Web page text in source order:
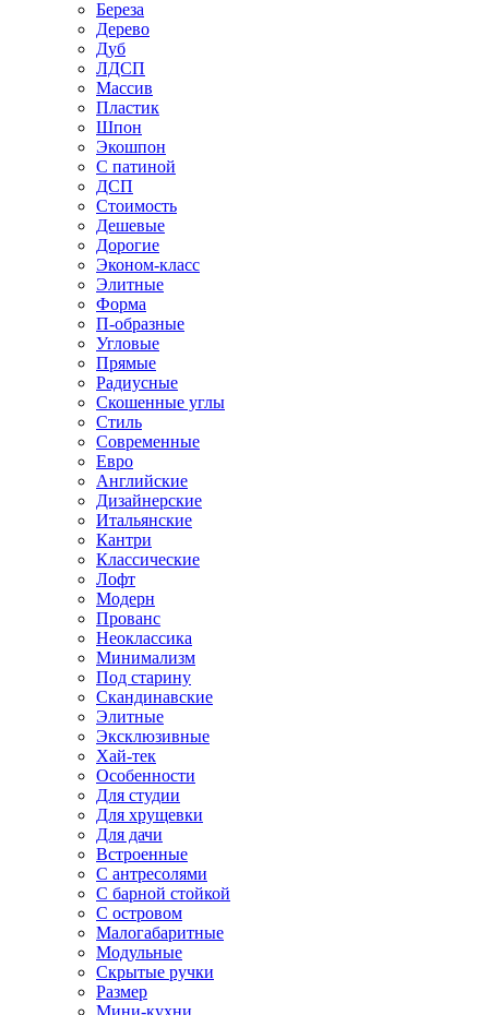
Береза
Дерево
Дуб
ЛДСП
Массив
Пластик
Шпон
Экошпон
С патиной
ДСП
Стоимость
Дешевые
Дорогие
Эконом-класс
Элитные
Форма
П-образные
Угловые
Прямые
Радиусные
Скошенные углы
Стиль
Современные
Евро
Английские
Дизайнерские
Итальянские
Кантри
Классические
Лофт
Модерн
Прованс
Неоклассика
Минимализм
Под старину
Скандинавские
Элитные
Эксклюзивные
Хай-тек
Особенности
Для студии
Для хрущевки
Для дачи
Встроенные
С антресолями
С барной стойкой
С островом
Малогабаритные
Модульные
Скрытые ручки
Размер
Мини-кухни